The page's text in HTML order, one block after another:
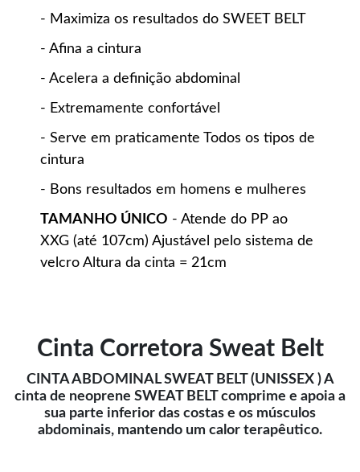
- Maximiza os resultados do SWEET BELT
- Afina a cintura
- Acelera a definição abdominal
- Extremamente confortável
- Serve em praticamente Todos os tipos de
cintura
- Bons resultados em homens e mulheres
TAMANHO ÚNICO - Atende do PP ao
XXG (até 107cm) Ajustável pelo sistema de
velcro Altura da cinta = 21cm
Cinta Corretora Sweat Belt
CINTA ABDOMINAL SWEAT BELT (UNISSEX ) A
cinta de neoprene SWEAT BELT comprime e apoia a
sua parte inferior das costas e os músculos
abdominais, mantendo um calor terapêutico.